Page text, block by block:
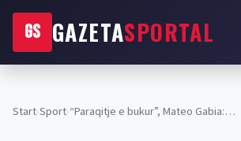
GS GAZETASPORTAL
Start›Sport›“Paraqitje e bukur”, Mateo Gabia:…